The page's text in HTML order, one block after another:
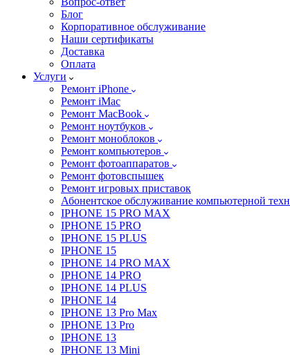
Блог
Корпоративное обслуживание
Наши сертификаты
Доставка
Оплата
Услуги
Ремонт iPhone
Ремонт iMac
Ремонт MacBook
Ремонт ноутбуков
Ремонт моноблоков
Ремонт компьютеров
Ремонт фотоаппаратов
Ремонт фотовспышек
Ремонт игровых приставок
Абонентское обслуживание компьютерной
IPHONE 15 PRO MAX
IPHONE 15 PRO
IPHONE 15 PLUS
IPHONE 15
IPHONE 14 PRO MAX
IPHONE 14 PRO
IPHONE 14 PLUS
IPHONE 14
IPHONE 13 Pro Max
IPHONE 13 Pro
IPHONE 13
IPHONE 13 Mini